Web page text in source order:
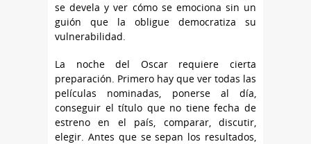
se devela y ver cómo se emociona sin un
guión que la obligue democratiza su
vulnerabilidad.
La noche del Oscar requiere cierta
preparación. Primero hay que ver todas las
películas nominadas, ponerse al día,
conseguir el título que no tiene fecha de
estreno en el país, comparar, discutir,
elegir. Antes que se sepan los resultados,